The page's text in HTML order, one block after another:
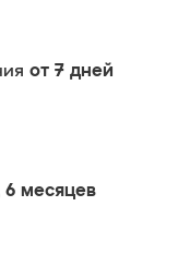
от 7 дней
6 месяцев